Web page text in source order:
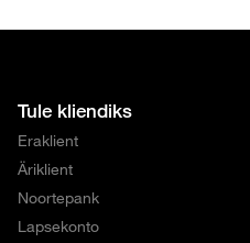
Tule kliendiks
Eraklient
Äriklient
Noortepank
Lapsekonto